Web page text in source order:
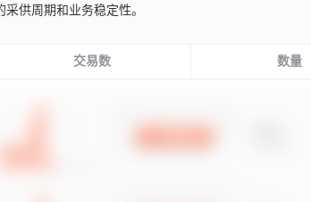
供周期和业务稳定性。
交易数 数量